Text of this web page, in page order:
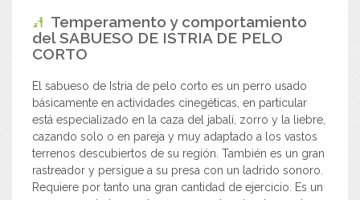
Temperamento y comportamiento
delSABUESO DE ISTRIA DE PELO
CORTO
El sabueso de Istria de pelo corto es un perro usado
básicamente en actividades cinegéticas, en particular
está especializado en la caza del jabalí, zorro y la liebre,
cazando solo o en pareja y muy adaptado a los vastos
terrenos descubiertos de su región. También es un gran
rastreador y persigue a su presa con un ladrido sonoro.
Requiere por tanto una gran cantidad de ejercicio. Es un